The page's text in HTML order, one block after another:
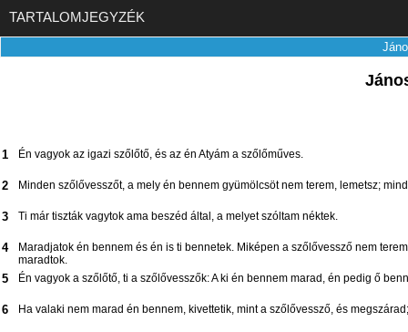
TARTALOMJEGYZÉK
1 Én vagyok az igazi szőlőtő, és az én Atyám a szőlőműves.
2 Minden szőlővesszőt, a mely én bennem gyümölcsöt nem terem, lemetsz;
3 Ti már tiszták vagytok ama beszéd által, a melyet szóltam néktek.
4
Maradjatok én bennem és én is ti bennetek. Miképen a szőlővessző nem
maradtok.
5 Én vagyok a szőlőtő, ti a szőlővesszők: A ki én bennem marad, én pedig ő
6 Ha valaki nem marad én bennem, kivettetik, mint a szőlővessző, és